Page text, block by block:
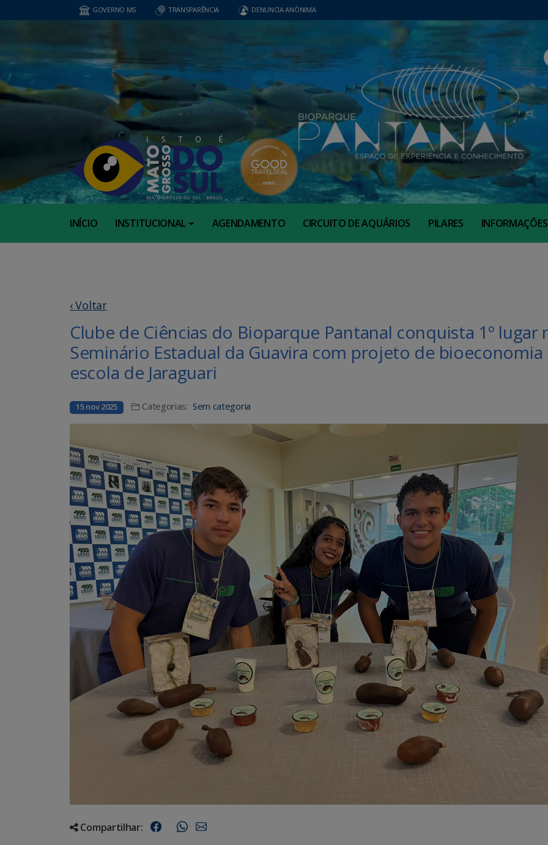
GOVERNO MS TRANSPARÊNCIA DENUNCIA ANÔNIMA
INÍCIO INSTITUCIONAL AGENDAMENTO CIRCUITO DE AQUÁRIOS PILARES INFORMAÇÕES
‹ Voltar
Clube de Ciências do Bioparque Pantanal conquista 1º lugar
Seminário Estadual da Guavira com projeto de bioeconomia
escola de Jaraguari
15 nov 2025 Categorias: Sem categoria
Compartilhar: